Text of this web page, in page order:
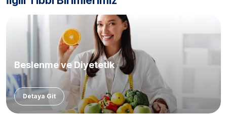
Beslenme ve Diyetetik
Detaya Git